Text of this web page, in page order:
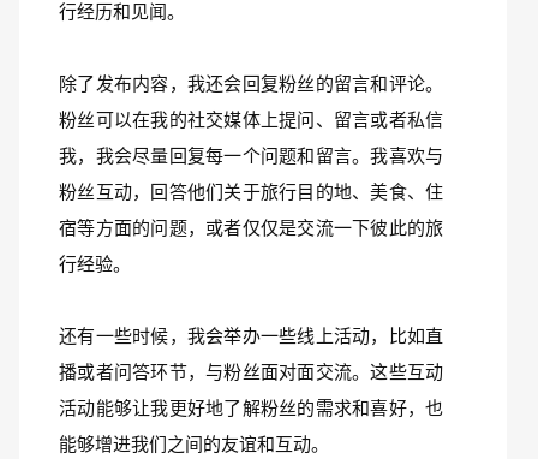
行经历和见闻。
除了发布内容，我还会回复粉丝的留言和评论。
粉丝可以在我的社交媒体上提问、留言或者私信
我，我会尽量回复每一个问题和留言。我喜欢与
粉丝互动，回答他们关于旅行目的地、美食、住
宿等方面的问题，或者仅仅是交流一下彼此的旅
行经验。
还有一些时候，我会举办一些线上活动，比如直
播或者问答环节，与粉丝面对面交流。这些互动
活动能够让我更好地了解粉丝的需求和喜好，也
能够增进我们之间的友谊和互动。